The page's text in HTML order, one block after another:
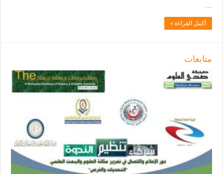
أكمل القراءة »
متابعات